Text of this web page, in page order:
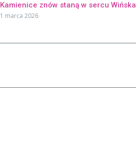
Kamienice znów staną w sercu Wińska
1 marca 2026